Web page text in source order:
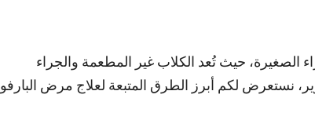
حيث تُعد الكلاب غير المطعمة والجراء
نستعرض لكم أبرز الطرق المتبعة لعلاج مرض البارفو